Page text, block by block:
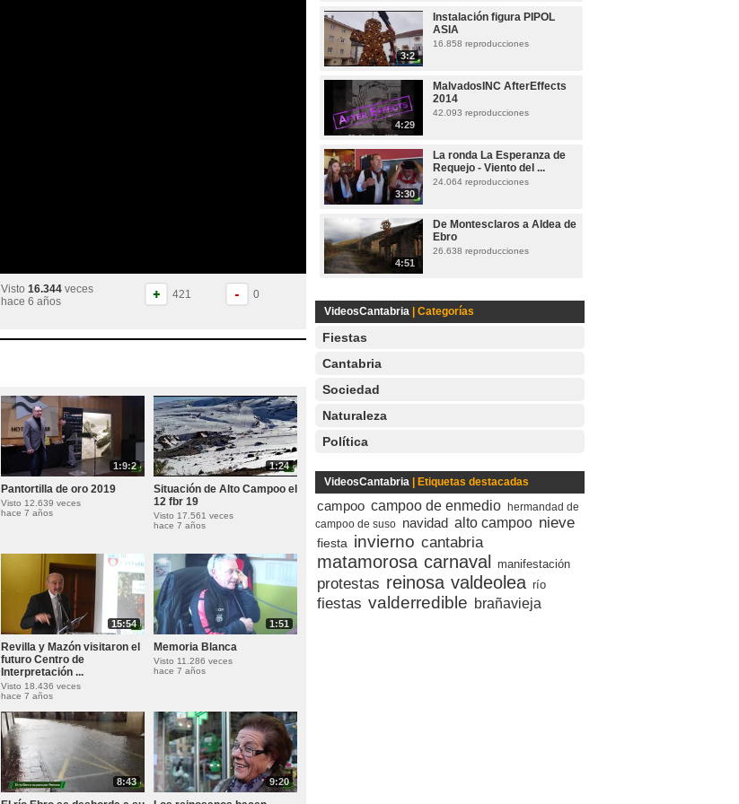
Visto 16.344 veces
hace 6 años
421 0
1:9:2
Pantortilla de oro 2019
Visto 12.639 veces
hace 7 años
1:24
Situación de Alto Campoo el
12 fbr 19
Visto 17.561 veces
hace 7 años
15:54
Revilla y Mazón visitaron el
futuro Centro de
Interpretación ...
Visto 18.436 veces
hace 7 años
1:51
Memoria Blanca
Visto 11.286 veces
hace 7 años
8:43 9:20
3:2
Instalación figura PIPOL
ASIA
16.858 reproducciones
4:29
MalvadosINC AfterEffects
2014
42.093 reproducciones
3:30
La ronda La Esperanza de
Requejo - Viento del ...
24.064 reproducciones
4:51
De Montesclaros a Aldea de
Ebro
26.638 reproducciones
VideosCantabria | Categorías
Fiestas
Cantabria
Sociedad
Naturaleza
Política
VideosCantabria | Etiquetas destacadas
campoo campoo de enmedio
hermandad de
campoo de suso navidad alto campoo nieve
fiesta invierno cantabria
matamorosa carnaval manifestación
protestas reinosa valdeolea río
fiestas valderredible brañavieja